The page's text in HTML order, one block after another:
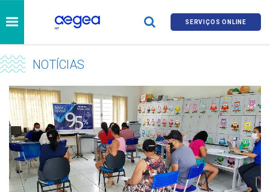
SERVIÇOS ONLINE
NOTÍCIAS